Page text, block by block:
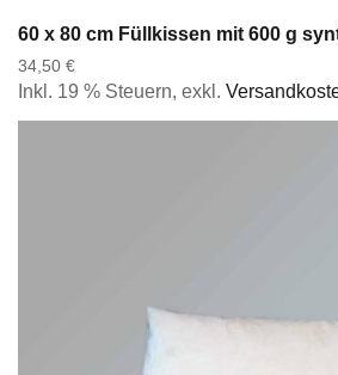
60 x 80 cm Füllkissen mit 600 g
34,50 €
Inkl. 19 % Steuern, exkl.